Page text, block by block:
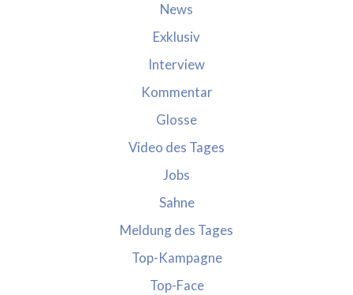
News
Exklusiv
Interview
Kommentar
Glosse
Video des Tages
Jobs
Sahne
Meldung des Tages
Top-Kampagne
Top-Face